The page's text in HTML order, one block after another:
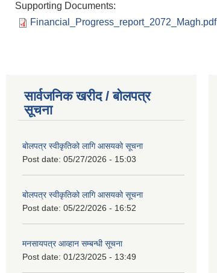
Supporting Documents:
Financial_Progress_report_2072_Magh.pdf
सार्वजनिक खरीद / बोलपत्र
सूचना
बोलपत्र स्वीकृतिको लागि आसयको सूचना
Post date: 05/27/2026 - 15:03
बोलपत्र स्वीकृतिको लागि आसयको सूचना
Post date: 05/22/2026 - 16:52
मनसायपत्र आव्हान सम्बन्धी सूचना
Post date: 01/23/2025 - 13:49